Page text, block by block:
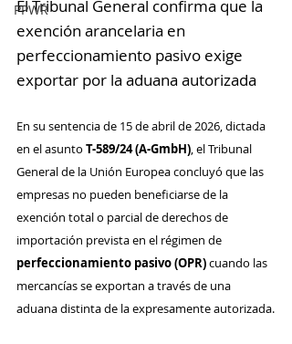
PPWR
El Tribunal General confirma que la
exención arancelaria en
perfeccionamiento pasivo exige
exportar por la aduana autorizada
En su sentencia de 15 de abril de 2026, dictada
en el asunto T-589/24 (A-GmbH), el Tribunal
General de la Unión Europea concluyó que las
empresas no pueden beneficiarse de la
exención total o parcial de derechos de
importación prevista en el régimen de
perfeccionamiento pasivo (OPR) cuando las
mercancías se exportan a través de una
aduana distinta de la expresamente autorizada.